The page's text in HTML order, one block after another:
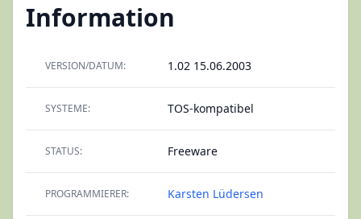
Information
VERSION/DATUM: 1.02 15.06.2003
SYSTEME: TOS-kompatibel
STATUS: Freeware
PROGRAMMIERER: Karsten Lüdersen